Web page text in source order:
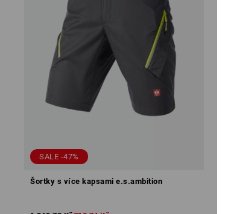
SALE -47%
Šortky s více kapsami e.s.ambition